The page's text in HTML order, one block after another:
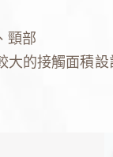
頸部
大的接觸面積